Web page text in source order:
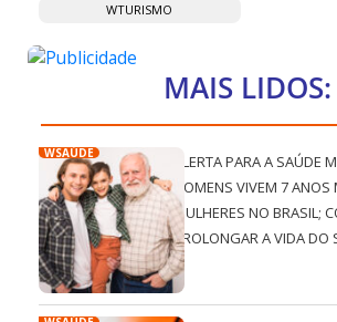
WTURISMO
MAIS LIDOS:
WSAÚDE
ALERTA PARA A SAÚDE
HOMENS VIVEM 7
MULHERES NO BRASIL;
PROLONGAR A VIDA DO